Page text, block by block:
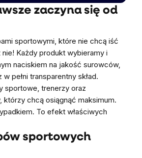
zaczyna się od
sportowymi, które nie chcą iść
Każdy produkt wybieramy i
naciskiem na jakość surowców,
pełni transparentny skład.
sportowe, trenerzy oraz
którzy chcą osiągnąć maksimum.
To efekt właściwych
sportowych